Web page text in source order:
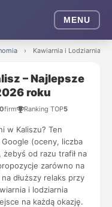
MENU
› Kawiarnia i Lodziarnia
– Najlepsze
roku
firm Ranking TOP5
w Kaliszu? Ten
Google (oceny, liczba
od razu trafił na
zarówno na
dłuższy relaks przy
i lodziarnia
na każdą okazję.